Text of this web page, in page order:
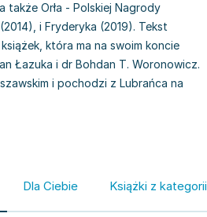
Orła - Polskiej Nagrody
i Fryderyka (2019). Tekst
która ma na swoim koncie
Łazuka i dr Bohdan T. Woronowicz.
i pochodzi z Lubrańca na
Dla Ciebie Książki z kategorii